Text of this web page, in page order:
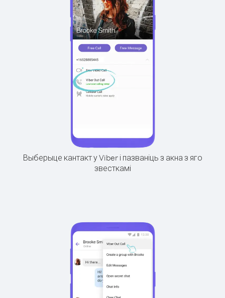
Выберыце кантакт у Viber і пазваніць з акна з яго
звесткамі